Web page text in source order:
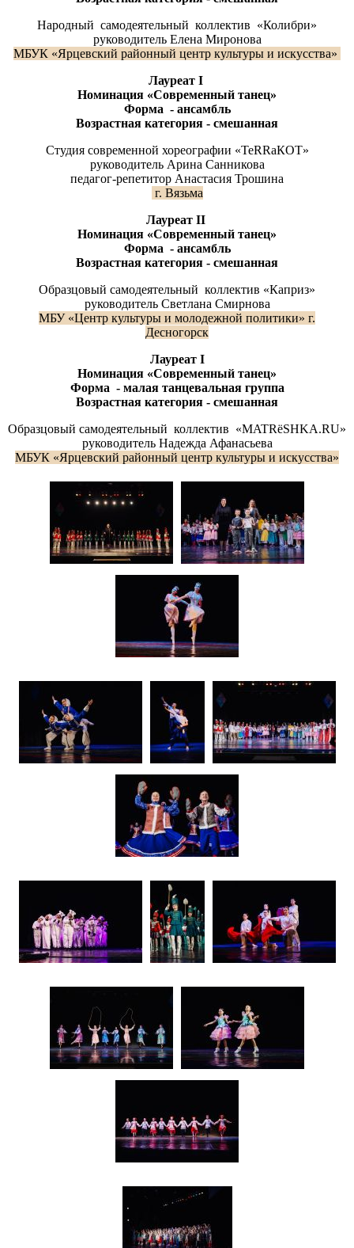
Народный самодеятельный коллектив «Колибри»
руководитель Елена Миронова
МБУК «Ярцевский районный центр культуры и искусства»
Лауреат I
Номинация «Современный танец»
Форма - ансамбль
Возрастная категория - смешанная
Студия современной хореографии «ТеRRaКОТ»
руководитель Арина Санникова
педагог-репетитор Анастасия Трошина
г. Вязьма
Лауреат II
Номинация «Современный танец»
Форма - ансамбль
Возрастная категория - смешанная
Образцовый самодеятельный коллектив «Каприз»
руководитель Светлана Смирнова
МБУ «Центр культуры и молодежной политики» г.
Десногорск
Лауреат I
Номинация «Современный танец»
Форма - малая танцевальная группа
Возрастная категория - смешанная
Образцовый самодеятельный коллектив «MATRëSHKA.RU»
руководитель Надежда Афанасьева
МБУК «Ярцевский районный центр культуры и искусства»